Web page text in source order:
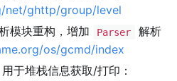
net/ghttp/group/level
模块重构，增加 Parser
解析
os/gcmd/index
于堆栈信息获取/打印：